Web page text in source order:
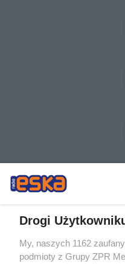
Drogi
My, naszych 1162
podmioty z Grupy ZPR